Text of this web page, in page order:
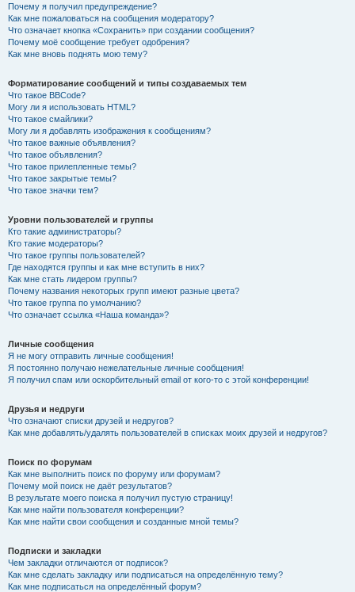
Почему я получил предупреждение?
Как мне пожаловаться на сообщения модератору?
Что означает кнопка «Сохранить» при создании сообщения?
Почему моё сообщение требует одобрения?
Как мне вновь поднять мою тему?
Форматирование сообщений и типы создаваемых тем
Что такое BBCode?
Могу ли я использовать HTML?
Что такое смайлики?
Могу ли я добавлять изображения к сообщениям?
Что такое важные объявления?
Что такое объявления?
Что такое прилепленные темы?
Что такое закрытые темы?
Что такое значки тем?
Уровни пользователей и группы
Кто такие администраторы?
Кто такие модераторы?
Что такое группы пользователей?
Где находятся группы и как мне вступить в них?
Как мне стать лидером группы?
Почему названия некоторых групп имеют разные цвета?
Что такое группа по умолчанию?
Что означает ссылка «Наша команда»?
Личные сообщения
Я не могу отправить личные сообщения!
Я постоянно получаю нежелательные личные сообщения!
Я получил спам или оскорбительный email от кого-то с этой конференции!
Друзья и недруги
Что означают списки друзей и недругов?
Как мне добавлять/удалять пользователей в списках моих друзей и недругов?
Поиск по форумам
Как мне выполнить поиск по форуму или форумам?
Почему мой поиск не даёт результатов?
В результате моего поиска я получил пустую страницу!
Как мне найти пользователя конференции?
Как мне найти свои сообщения и созданные мной темы?
Подписки и закладки
Чем закладки отличаются от подписок?
Как мне сделать закладку или подписаться на определённую тему?
Как мне подписаться на определённый форум?